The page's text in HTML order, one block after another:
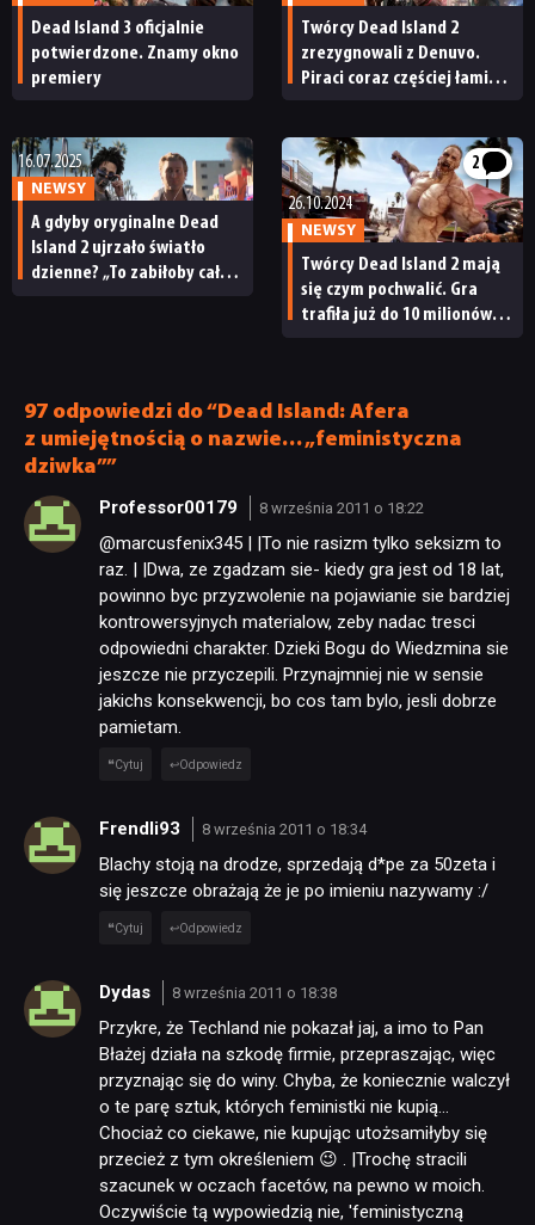
Dead Island 3 oficjalnie
potwierdzone. Znamy okno
premiery
Twórcy Dead Island 2
zrezygnowali z Denuvo.
Piraci coraz częściej łamią
16.07.2025
NEWSY
A gdyby oryginalne Dead
Island 2 ujrzało światło
dzienne? „To zabiłoby całą
2
26.10.2024
NEWSY
Twórcy Dead Island 2 mają
się czym pochwalić. Gra
trafiła już do 10 milionów
97 odpowiedzi do “Dead Island: Afera
z umiejętnością o nazwie… „feministyczna
dziwka””
Professor00179 8 września 2011 o 18:22
@marcusfenix345 | |To nie rasizm tylko seksizm to
raz. | |Dwa, ze zgadzam sie- kiedy gra jest od 18 lat,
powinno byc przyzwolenie na pojawianie sie bardziej
kontrowersyjnych materialow, zeby nadac tresci
odpowiedni charakter. Dzieki Bogu do Wiedzmina sie
jeszcze nie przyczepili. Przynajmniej nie w sensie
jakichs konsekwencji, bo cos tam bylo, jesli dobrze
pamietam.
Cytuj Odpowiedz
Frendli93 8 września 2011 o 18:34
Blachy stoją na drodze, sprzedają d*pe za 50zeta i
się jeszcze obrażają że je po imieniu nazywamy :/
Cytuj Odpowiedz
Dydas 8 września 2011 o 18:38
Przykre, że Techland nie pokazał jaj, a imo to Pan
Błażej działa na szkodę firmie, przepraszając, więc
przyznając się do winy. Chyba, że koniecznie walczył
o te parę sztuk, których feministki nie kupią…
Chociaż co ciekawe, nie kupując utożsamiłyby się
przecież z tym określeniem 😉 . |Trochę stracili
szacunek w oczach facetów, na pewno w moich.
Oczywiście tą wypowiedzią nie, 'feministyczną